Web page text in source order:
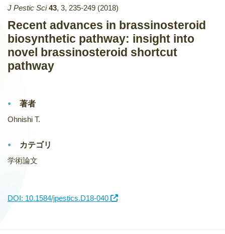
J Pestic Sci 43, 3, 235-249 (2018)
Recent advances in brassinosteroid
biosynthetic pathway: insight into
novel brassinosteroid shortcut
pathway
著者
Ohnishi T.
カテゴリ
学術論文
DOI: 10.1584/jpestics.D18-040